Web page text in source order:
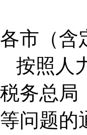
各市（含
按照人
税务总局
等问题的